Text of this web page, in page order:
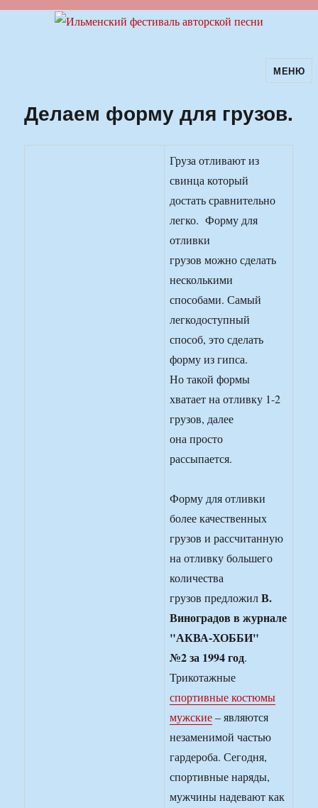
Ильменский фестиваль авторскойМЕНЮ
Делаем форму для грузов.
Груза отливают из
свинца который
достать сравнительно
легко. Форму для
отливки
грузов можно сделать
несколькими
способами. Самый
легкодоступный
способ, это сделать
форму из гипса.
Но такой формы
хватает на отливку 1-2
грузов, далее
она просто
рассыпается.
Форму для отливки
более качественных
грузов и рассчитанную
на отливку большего
количества
грузов предложилВ.
Виноградов в журнале
"АКВА-ХОББИ"
№2 за 1994 год.
Трикотажные
спортивные костюмы
мужские– являются
незаменимой частью
гардероба. Сегодня,
спортивные наряды,
мужчины надевают как